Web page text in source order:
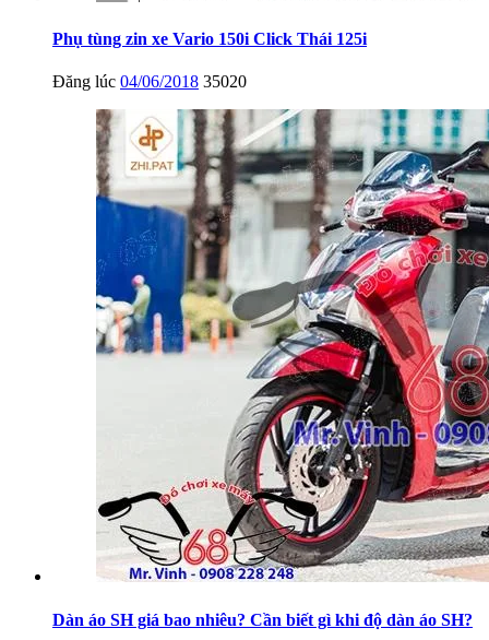
Phụ tùng zin xe Vario 150i Click Thái 125i
Đăng lúc 04/06/2018 35020
Dàn áo SH giá bao nhiêu? Cần biết gì khi độ dàn áo SH?